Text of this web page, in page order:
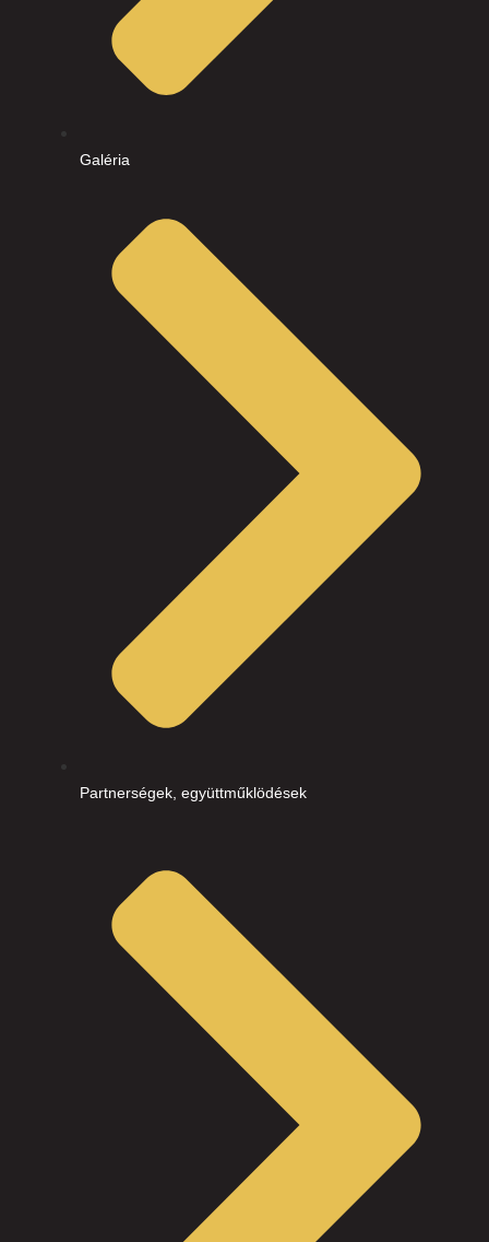
Galéria
Partnerségek, együttműklödések